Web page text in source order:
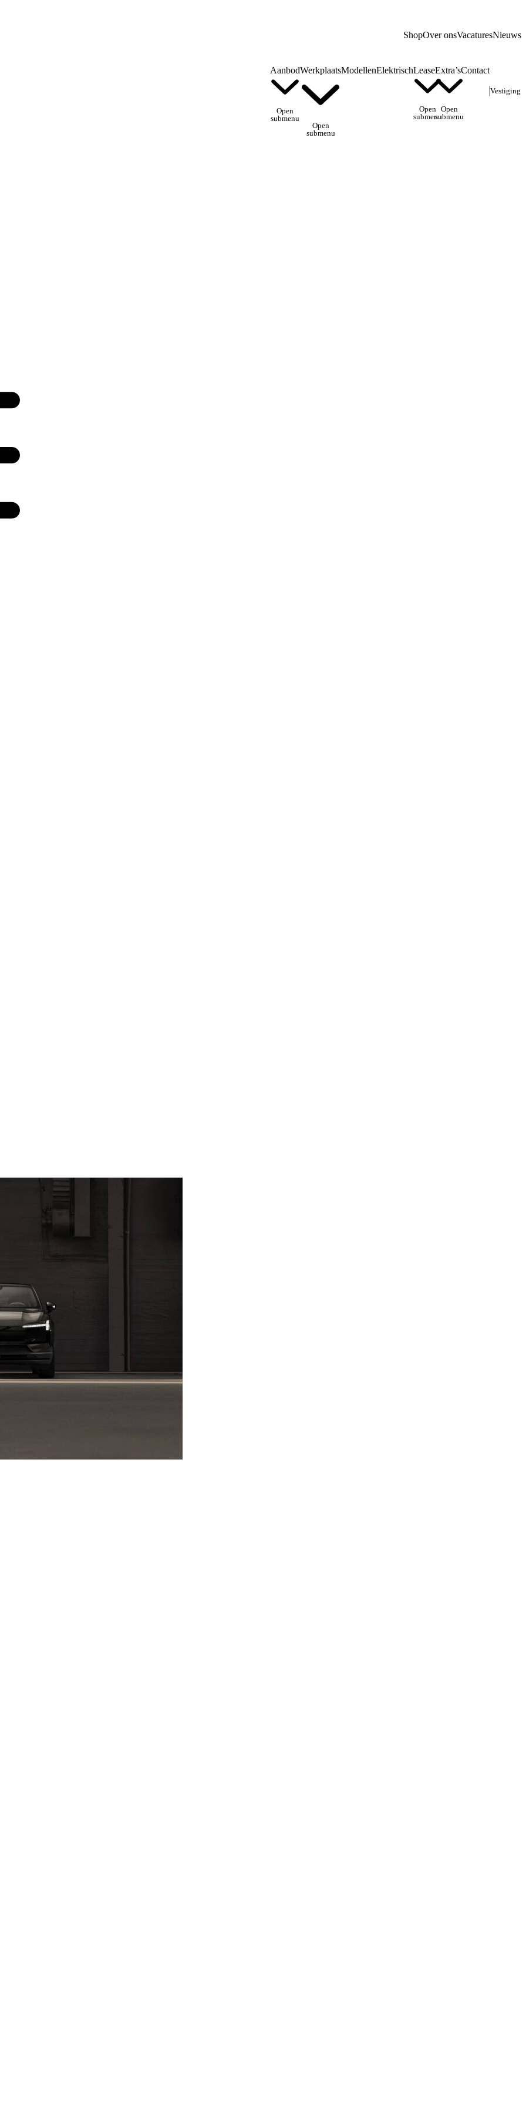
ShopOver onsVacaturesNieuws
Aanbod
Open
submenu
Werkplaats
Open
submenu
ModellenElektrischLease
Open
submenu
Extra’s
Open
submenu
Contact
Vestiging